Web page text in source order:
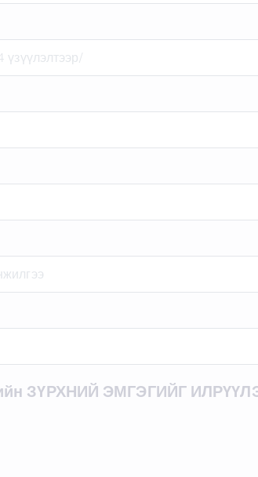
ЗҮРХНИЙ ЭМГЭГИЙГ